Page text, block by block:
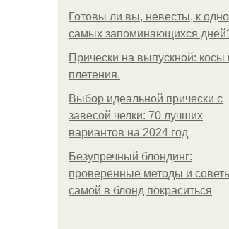
Готовы ли вы, невесты, к
самых запоминающихся
Прически на выпускной: косы
плетения.
Выбор идеальной прически с
завесой челки: 70 лучших
вариантов на 2024 год
Безупречный блондинг:
проверенные методы и
самой в блонд покраситься